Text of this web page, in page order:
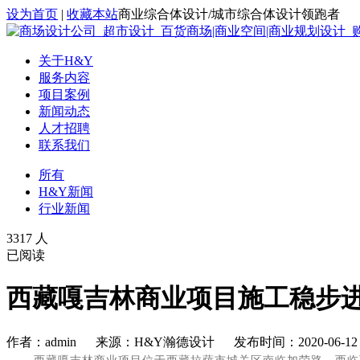
设为首页 | 收藏本站商业综合体设计/城市综合体设计领跑者
关于H&Y
服务内容
项目案例
新闻动态
人才招聘
联系我们
所有
H&Y新闻
行业新闻
3317 人
已阅读
西藏嘎吉林商业项目施工稳步
作者：admin 来源：H&Y瀚德设计 发布时间：2020-06-12